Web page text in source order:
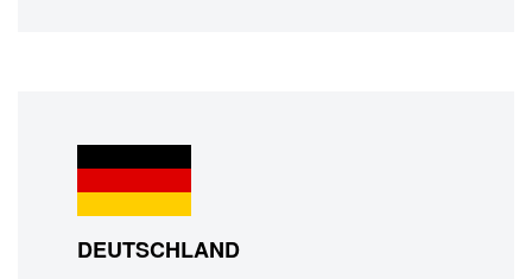
DEUTSCHLAND